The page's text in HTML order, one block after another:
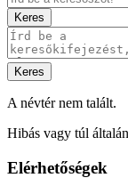
Keres
Keres
A névtér nem talált.
Hibás vagy túl
Elérhetőségek